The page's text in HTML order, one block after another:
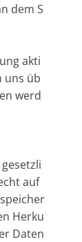
dem S
akti
uns üb
werd
auf
Herku
Daten